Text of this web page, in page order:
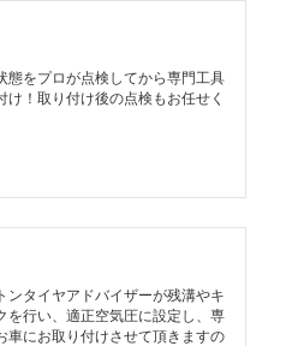
態をプロが点検してから専門工具
け！取り付け後の点検もお任せく
ンタイヤアドバイザーが残溝やキ
を行い、適正空気圧に設定し、専
車にお取り付けさせて頂きますの